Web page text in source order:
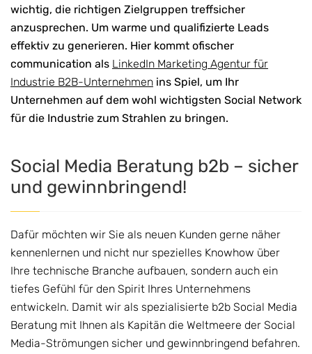
wichtig, die richtigen Zielgruppen treffsicher
anzusprechen. Um warme und qualifizierte Leads
effektiv zu generieren. Hier kommt ofischer
communication als LinkedIn Marketing Agentur für
Industrie B2B-Unternehmen ins Spiel, um Ihr
Unternehmen auf dem wohl wichtigsten Social Network
für die Industrie zum Strahlen zu bringen.
Social Media Beratung b2b – sicher
und gewinnbringend!
Dafür möchten wir Sie als neuen Kunden gerne näher
kennenlernen und nicht nur spezielles Knowhow über
Ihre technische Branche aufbauen, sondern auch ein
tiefes Gefühl für den Spirit Ihres Unternehmens
entwickeln. Damit wir als spezialisierte b2b Social Media
Beratung mit Ihnen als Kapitän die Weltmeere der Social
Media-Strömungen sicher und gewinnbringend befahren.